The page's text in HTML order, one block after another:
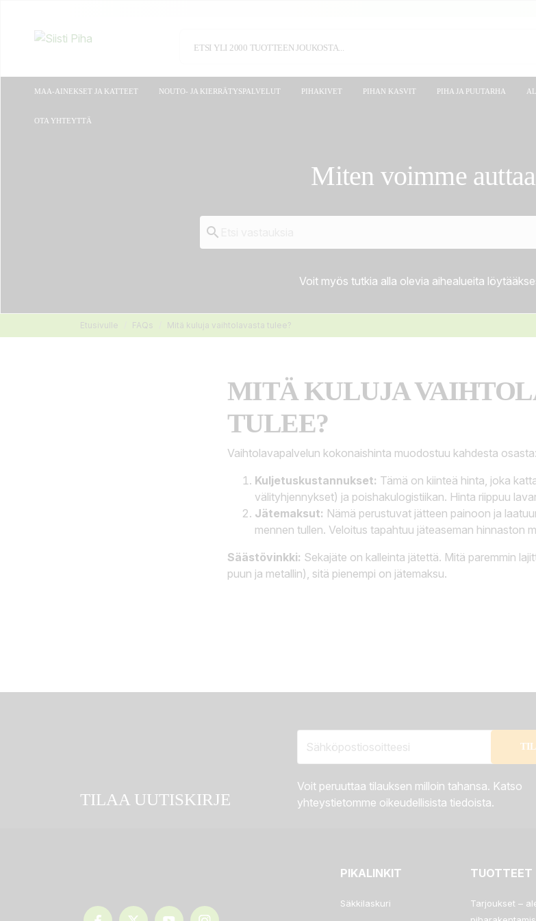
MAA-AINEKSET JA KATTEET NOUTO- JA KIERRÄTYSPALVELUT PIHAKIVET PIHAN KASVIT PIHA JA PUUTARHA
OTA YHTEYTTÄ
Miten voimme

Voit myös tutkia alla olevia aihealueita
Etusivulle FAQs Mitä kuluja vaihtolavasta tulee?
MITÄ KULUJA
TULEE?
Vaihtolavapalvelun kokonaishinta muodostuu kahdesta
Kuljetuskustannukset: Tämä on kiinteä hinta, joka
välityhjennykset) ja poishakulogistiikan. Hinta riippuu
Jätemaksut: Nämä perustuvat jätteen painoon ja
mennen tullen. Veloitus tapahtuu jäteaseman hinnaston
Säästövinkki: Sekajäte on kalleinta jätettä. Mitä paremmin
puun ja metallin), sitä pienempi on jätemaksu.
TILAA UUTISKIRJE
Voit peruuttaa tilauksen milloin tahansa. Katso
yhteystietomme oikeudellisista tiedoista.
PIKALINKIT
Säkkilaskuri
TUOTTEET
Tarjoukset –